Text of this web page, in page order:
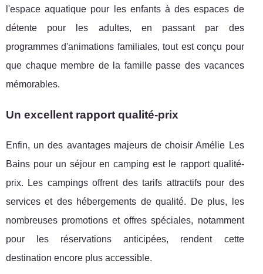
l'espace aquatique pour les enfants à des espaces de
détente pour les adultes, en passant par des
programmes d'animations familiales, tout est conçu pour
que chaque membre de la famille passe des vacances
mémorables.
Un excellent rapport qualité-prix
Enfin, un des avantages majeurs de choisir Amélie Les
Bains pour un séjour en camping est le rapport qualité-
prix. Les campings offrent des tarifs attractifs pour des
services et des hébergements de qualité. De plus, les
nombreuses promotions et offres spéciales, notamment
pour les réservations anticipées, rendent cette
destination encore plus accessible.